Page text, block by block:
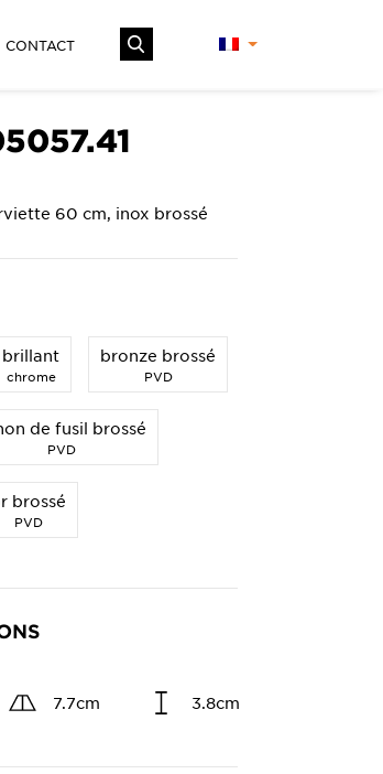
CONTACT
60 cm, inox brossé
brillant
chrome
bronze brossé
PVD
de fusil brossé
PVD
brossé
PVD
7.7cm 3.8cm